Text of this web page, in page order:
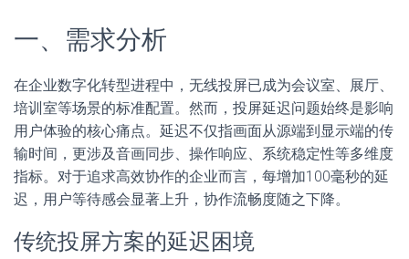
一、需求分析
在企业数字化转型进程中，无线投屏已成为会议室、展厅、
培训室等场景的标准配置。然而，投屏延迟问题始终是影响
用户体验的核心痛点。延迟不仅指画面从源端到显示端的传
输时间，更涉及音画同步、操作响应、系统稳定性等多维度
指标。对于追求高效协作的企业而言，每增加100毫秒的延
迟，用户等待感会显著上升，协作流畅度随之下降。
传统投屏方案的延迟困境